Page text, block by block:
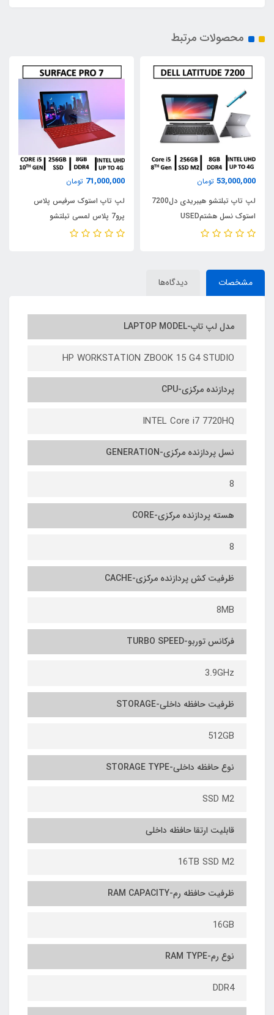
محصولات مرتبط
53,000,000 تومان
لپ تاپ تبلتشو هیبریدی دل7200
استوک نسل هشتمUSED
LAPTOP DELL LATITUDE
71,000,000 تومان
لپ تاپ استوک سرفیس پلاس
پرو7 پلاس لمسی تبلتشو
مایکروسافت USED LAPTOP
مشخصات دیدگاه‌ها
مدل لپ تاپ-LAPTOP MODEL
HP WORKSTATION ZBOOK 15 G4 STUDIO
پردازنده مرکزی-CPU
INTEL Core i7 7720HQ
نسل پردازنده مرکزی-GENERATION
8
هسته پردازنده مرکزی-CORE
8
ظرفیت کش پردازنده مرکزی-CACHE
8MB
فرکانس توربو-TURBO SPEED
3.9GHz
ظرفیت حافظه داخلی-STORAGE
512GB
نوع حافظه داخلی-STORAGE TYPE
SSD M2
قابلیت ارتقا حافظه داخلی
16TB SSD M2
ظرفیت حافظه رم-RAM CAPACITY
16GB
نوع رم-RAM TYPE
DDR4